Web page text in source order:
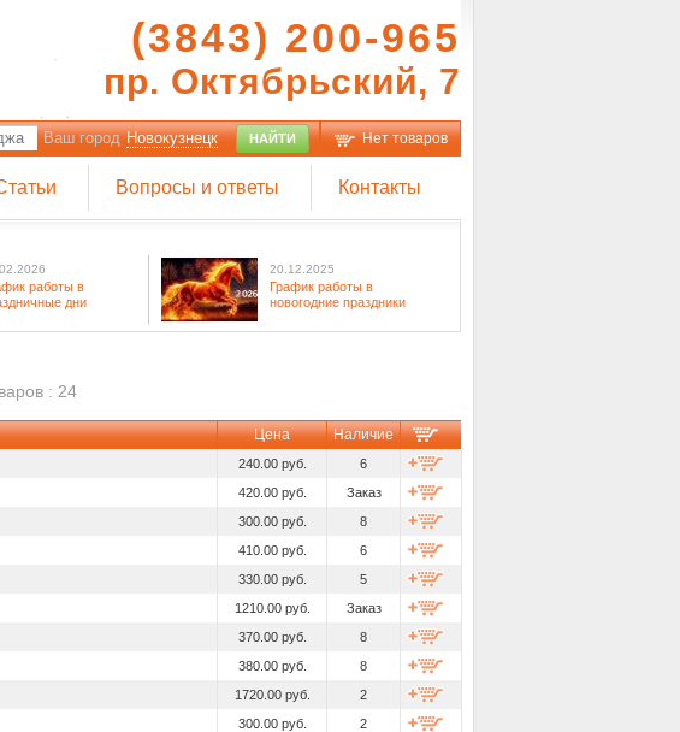
(3843) 200-965
пр. Октябрьский, 7
Ваш город Новокузнецк НАЙТИ Нет товаров
Вопросы и ответы Контакты
работы в
дни
20.12.2025
График работы в
новогодние праздники
: 24
Цена Наличие
240.00 руб.
6
420.00 руб.
Заказ
300.00 руб.
8
410.00 руб.
6
330.00 руб.
5
1210.00 руб.
Заказ
370.00 руб.
8
380.00 руб.
8
1720.00 руб.
2
300.00 руб.
2